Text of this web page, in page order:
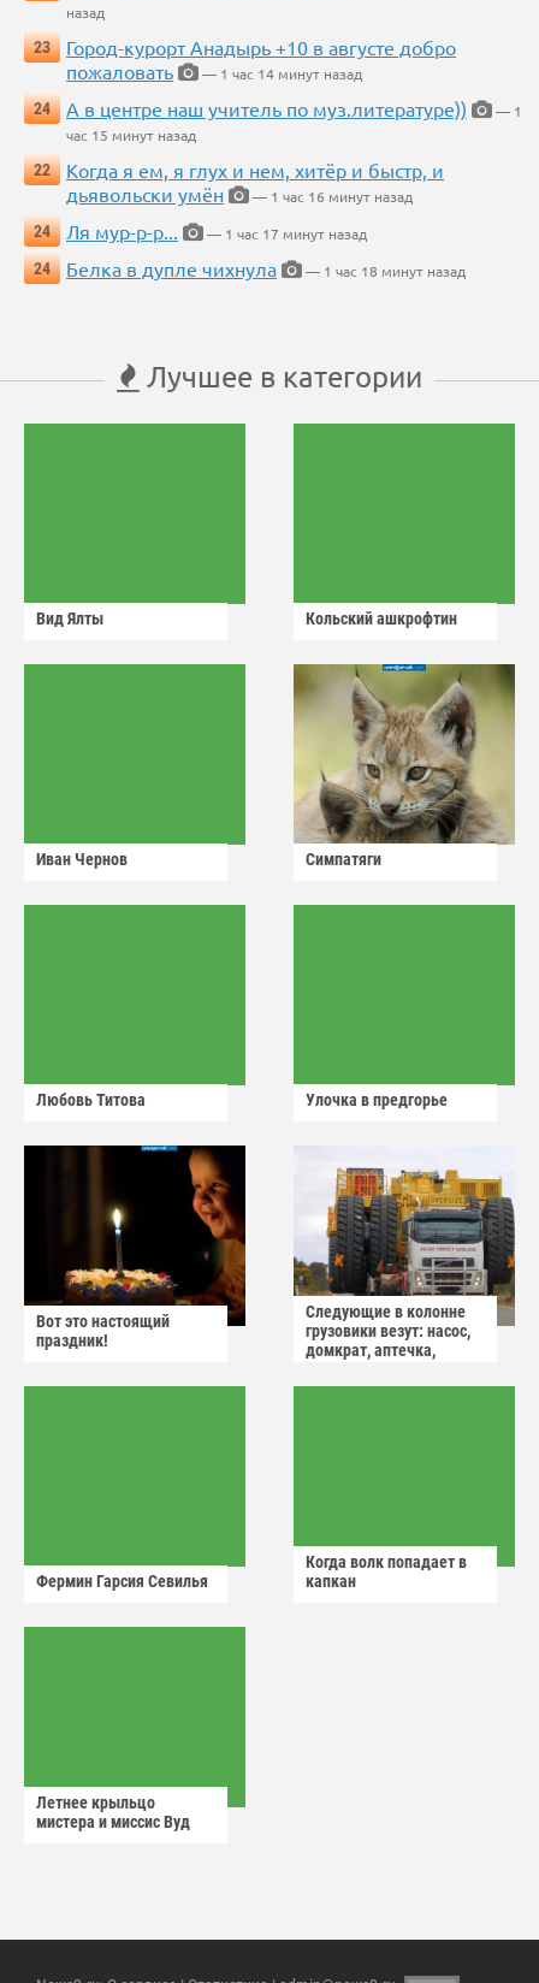
назад
23
Город-курорт Анадырь +10 в августе добро
пожаловать
— 1 час 14 минут назад
24
А в центре наш учитель по муз.литературе))
— 1
час 15 минут назад
22
Когда я ем, я глух и нем, хитёр и быстр, и
дьявольски умён
— 1 час 16 минут назад
24
Ля мур-р-р...
— 1 час 17 минут назад
24
Белка в дупле чихнула — 1 час 18 минут назад
Лучшее в категории
Вид Ялты Кольский ашкрофтин
Иван Чернов Симпатяги
Любовь Титова Улочка в предгорье
Вот это настоящий
праздник!
Следующие в колонне
грузовики везут: насос,
домкрат, аптечка,
Фермин Гарсия Севилья
Когда волк попадает в
капкан
Летнее крыльцо
мистера и миссис Вуд